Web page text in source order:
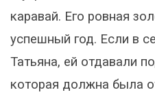
каравай. Его ровная
успешный год. Если в
Татьяна, ей отдавали
которая должна была